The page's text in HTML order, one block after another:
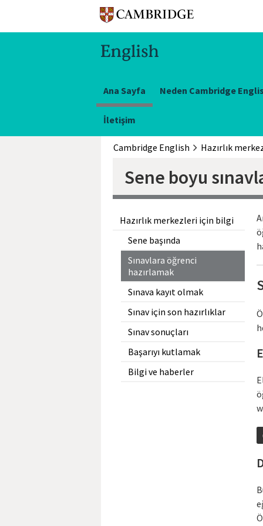
Ana Sayfa Neden Cambridge
İletişim
Cambridge English
Sene boyu
Hazırlık merkezleri için bilgi
Sene başında
Sınavlara öğrenci
hazırlamak
Sınava kayıt olmak
Sınav için son hazırlıklar
Sınav sonuçları
Başarıyı kutlamak
Bilgi ve haberler